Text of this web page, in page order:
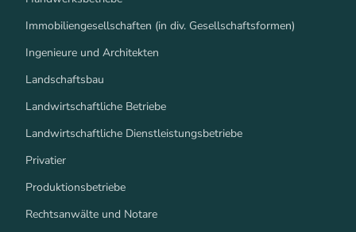
Immobiliengesellschaften (in div. Gesellschaftsformen)
Ingenieure und Architekten
Landschaftsbau
Landwirtschaftliche Betriebe
Landwirtschaftliche Dienstleistungsbetriebe
Privatier
Produktionsbetriebe
Rechtsanwälte und Notare